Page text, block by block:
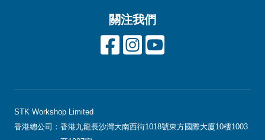
關注我們
STK Workshop Limited
香港總公司： 香港九龍長沙灣大南西街1018號東方國際大廈10樓1003